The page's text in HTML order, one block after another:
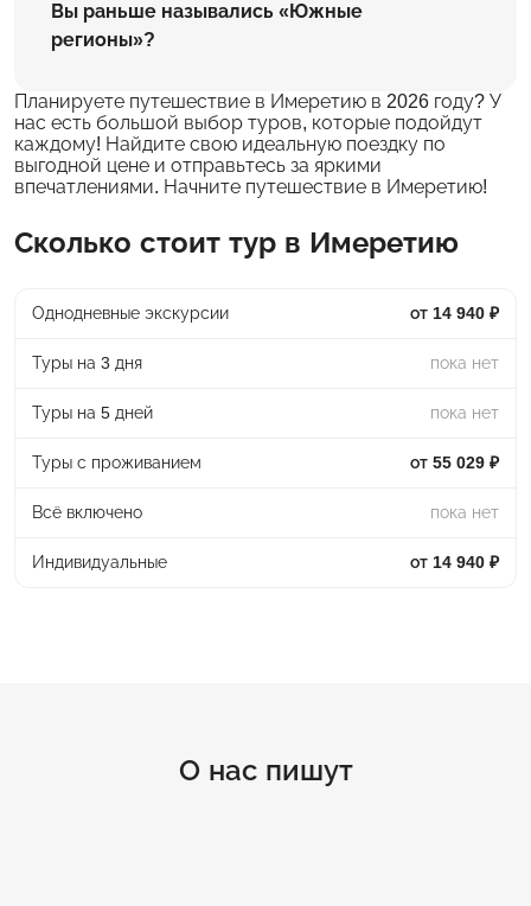
Вы раньше назывались «Южные
регионы»?
Планируете путешествие в Имеретию в 2026 году? У
нас есть большой выбор туров, которые подойдут
каждому! Найдите свою идеальную поездку по
выгодной цене и отправьтесь за яркими
впечатлениями. Начните путешествие в Имеретию!
Сколько стоит тур в Имеретию
Однодневные экскурсии от 14 940 ₽
Туры на 3 дня пока нет
Туры на 5 дней пока нет
Туры с проживанием от 55 029 ₽
Всё включено пока нет
Индивидуальные от 14 940 ₽
О нас пишут